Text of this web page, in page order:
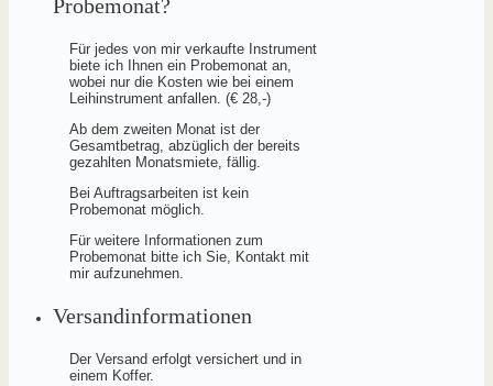
Probemonat?
Für jedes von mir verkaufte Instrument
biete ich Ihnen ein Probemonat an,
wobei nur die Kosten wie bei einem
Leihinstrument anfallen. (€ 28,-)
Ab dem zweiten Monat ist der
Gesamtbetrag, abzüglich der bereits
gezahlten Monatsmiete, fällig.
Bei Auftragsarbeiten ist kein
Probemonat möglich.
Für weitere Informationen zum
Probemonat bitte ich Sie, Kontakt mit
mir aufzunehmen.
Versandinformationen
Der Versand erfolgt versichert und in
einem Koffer.